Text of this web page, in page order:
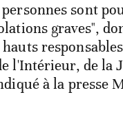
sont
graves",
l'Intérieur, de la
à la presse